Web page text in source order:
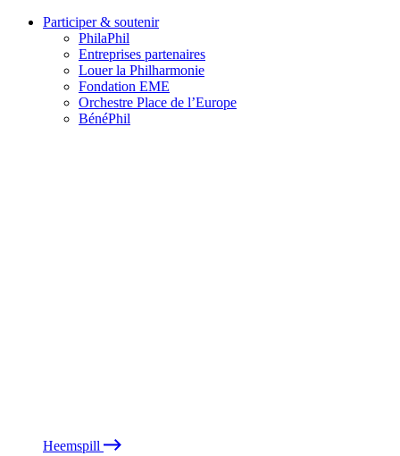
Participer & soutenir
PhilaPhil
Entreprises partenaires
Louer la Philharmonie
Fondation EME
Orchestre Place de l’Europe
BénéPhil
Heemspill